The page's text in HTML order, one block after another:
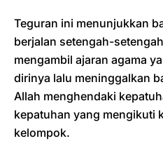
Teguran ini menunjukkan
berjalan setengah-
mengambil ajaran agama
dirinya lalu meninggalkan
Allah menghendaki
kepatuhan yang mengikuti
kelompok.